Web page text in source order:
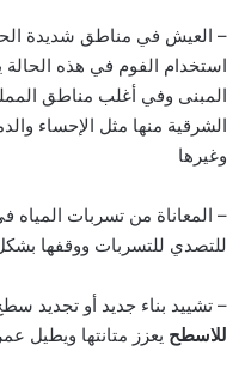
– العيش في مناطق شديدة
استخدام الفوم في هذه
المبنى وفي أغلب مناطق
الشرقية منها مثل الإحساء
وغيرها
– المعاناة من تسربات المياه
للتصدي للتسربات ووقفها
– تشييد بناء جديد أو تجديد
للاسطح يعزز متانتها ويطيل